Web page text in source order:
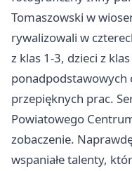
Tomaszowski w
rywalizowali w
z klas 1-3, dzieci z
ponadpodstawowych
przepięknych prac.
Powiatowego
zobaczenie.
wspaniałe talenty,